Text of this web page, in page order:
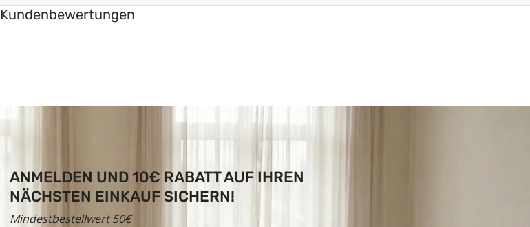
Kundenbewertungen
ANMELDEN UND 10€ RABATT AUF IHREN
NÄCHSTEN EINKAUF SICHERN!
Mindestbestellwert 50€